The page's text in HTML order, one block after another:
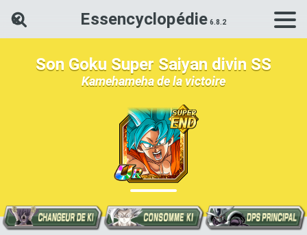
Essencyclopédie
Rechercher une carte Dokkan
Son Goku Super Saiyan divin SS
Kamehameha de la victoire